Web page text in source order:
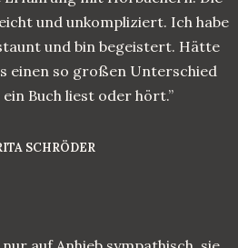
und unkompliziert. Ich habe
und bin begeistert. Hätte
einen so großen Unterschied
Buch liest oder hört.”
SCHRÖDER